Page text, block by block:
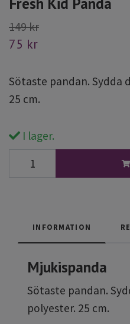
149 kr
75 kr
Sötaste pandan. Sydda
25 cm.
I lager.
INFORMATION
Mjukispanda
Sötaste pandan.
polyester. 25 cm.